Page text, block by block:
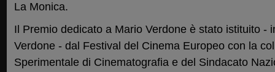
La Monica.
Il Premio dedicato a Mario Verdone è stato istituito -
Verdone - dal Festival del Cinema Europeo con la
Sperimentale di Cinematografia e del Sindacato